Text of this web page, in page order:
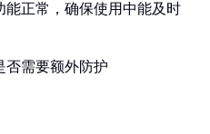
能正常，确保使用中能及时
否需要额外防护